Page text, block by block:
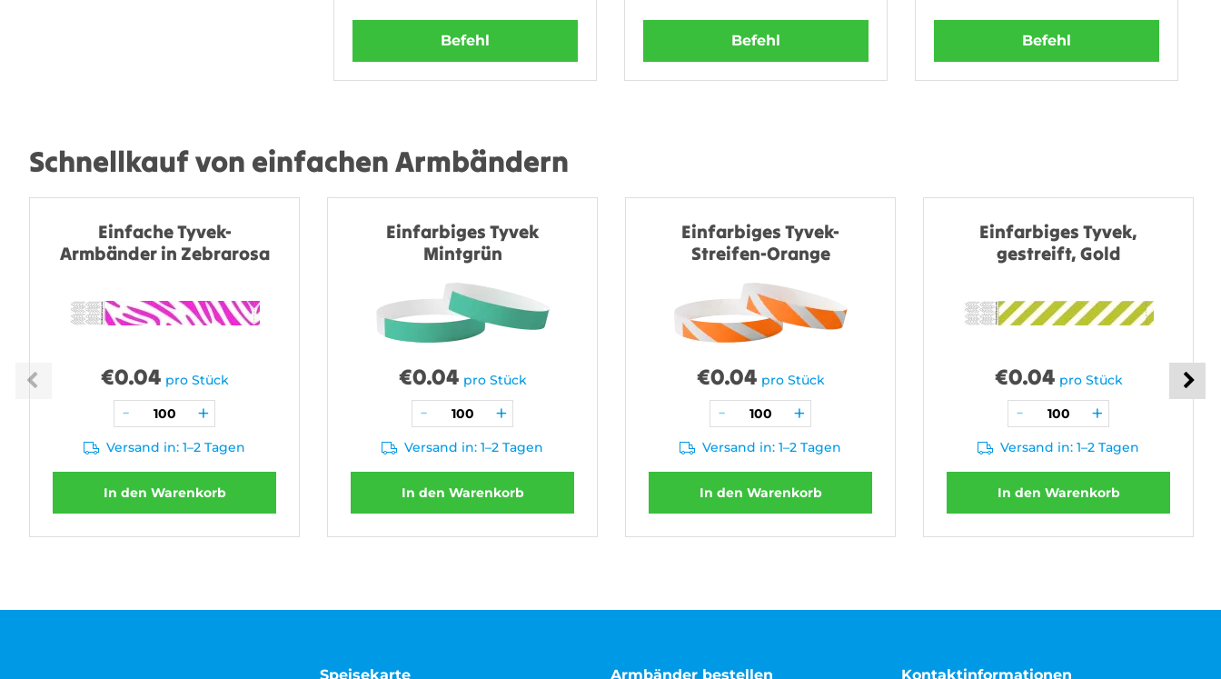
Befehl Befehl Befehl
Schnellkauf von einfachen Armbändern
Einfache Tyvek-
Armbänder in Zebrarosa
€0.04 pro Stück
Versand in: 1–2 Tagen
In den Warenkorb
Einfarbiges Tyvek
Mintgrün
€0.04 pro Stück
Versand in: 1–2 Tagen
In den Warenkorb
Einfarbiges Tyvek-
Streifen-Orange
€0.04 pro Stück
Versand in: 1–2 Tagen
In den Warenkorb
Einfarbiges Tyvek,
gestreift, Gold
€0.04 pro Stück
Versand in: 1–2 Tagen
In den Warenkorb
Speisekarte Armbänder bestellen Kontaktinformationen